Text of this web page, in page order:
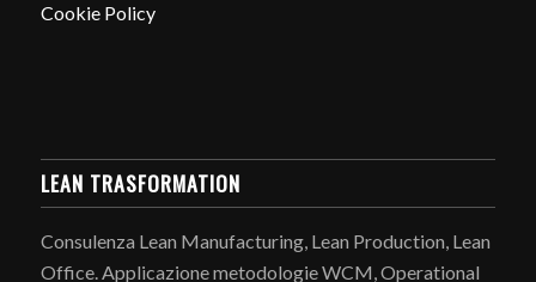
Cookie Policy
LEAN TRASFORMATION
Consulenza Lean Manufacturing, Lean Production, Lean
Office. Applicazione metodologie WCM, Operational